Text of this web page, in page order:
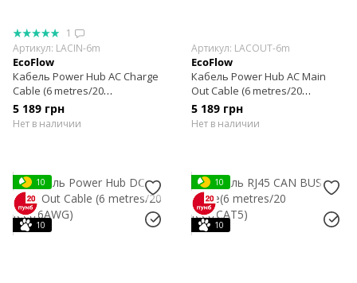
1
Артикул: LACIN-6m
EcoFlow
Кабель Power Hub AC Charge
Cable (6 metres/20
feet/10AWG)
5 189 грн
Нет в наличии
Артикул: LACOUT-6m
EcoFlow
Кабель Power Hub AC Main
Out Cable (6 metres/20
feet/10AWG)
5 189 грн
Нет в наличии
10
10
10
10